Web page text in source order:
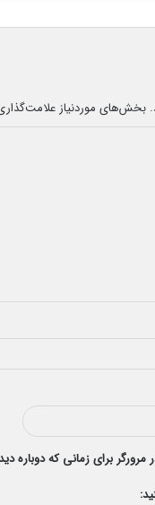
بخش‌های موردنیاز
مرورگر برای زمانی که دوباره